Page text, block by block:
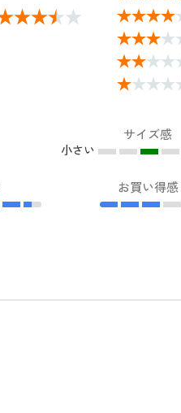
サイズ感
小さい
お買い得感